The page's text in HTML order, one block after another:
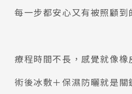
每一步都安心又有被照顧到
療程時間不長，感覺就像橡
術後冰敷＋保濕防曬就是關